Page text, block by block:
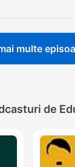
multe
de